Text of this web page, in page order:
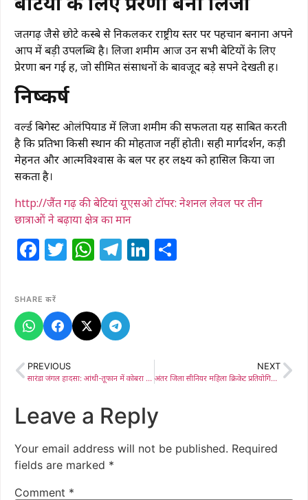
जैंतगढ़ जैसे छोटे कस्बे से निकलकर राष्ट्रीय स्तर पर पहचान बनाना अपने
आप में बड़ी उपलब्धि है। लिजा शमीम आज उन सभी बेटियों के लिए
प्रेरणा बन गई हैं, जो सीमित संसाधनों के बावजूद बड़े सपने देखती हैं।
निष्कर्ष
वर्ल्ड बिगेस्ट ओलंपियाड में लिजा शमीम की सफलता यह साबित करती
है कि प्रतिभा किसी स्थान की मोहताज नहीं होती। सही मार्गदर्शन, कड़ी
मेहनत और आत्मविश्वास के बल पर हर लक्ष्य को हासिल किया जा
सकता है।
http://जैंत गढ़ की बेटियां यूएसओ टॉपर: नेशनल लेवल पर तीन
छात्राओं ने बढ़ाया क्षेत्र का मान
Facebook
Twitter
WhatsApp
Telegram
LinkedIn
SHARE करें
PREVIOUS
सारंडा जंगल हादसा: आंधी-तूफान में कोबरा जवान राकेश कुमार शहीद
NEXT
अंतर जिला सीनियर महिला क्रिकेट प्रतियोगिता: पश्चिमी सिंहभूम ने देवघर को हराकर सुपर डिवीजन में बनाई जगह
Leave a Reply
Your email address will not be published. Required
fields are marked *
Comment *